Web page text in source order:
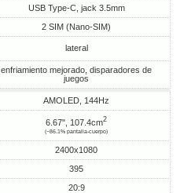
USB Type-C, jack 3.5mm
2 SIM (Nano-SIM)
lateral
enfriamiento mejorado, disparadores de
juegos
AMOLED, 144Hz
6.67", 107.4cm2
(~86.1% pantalla-cuerpo)
2400x1080
395
20:9